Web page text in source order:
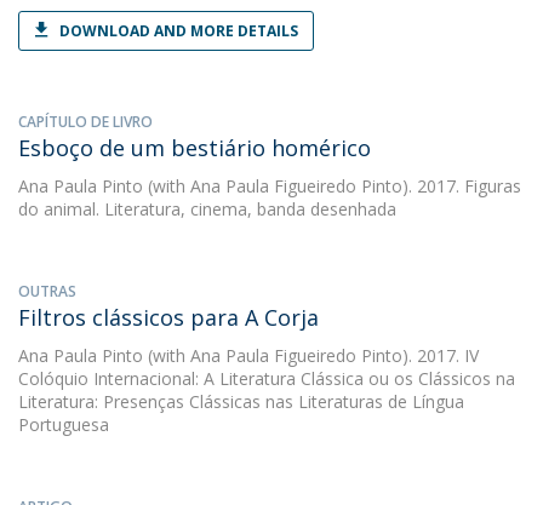
DOWNLOAD AND MORE DETAILS
CAPÍTULO DE LIVRO
Esboço de um bestiário homérico
Ana Paula Pinto (with Ana Paula Figueiredo Pinto). 2017. Figuras
do animal. Literatura, cinema, banda desenhada
OUTRAS
Filtros clássicos para A Corja
Ana Paula Pinto (with Ana Paula Figueiredo Pinto). 2017. IV
Colóquio Internacional: A Literatura Clássica ou os Clássicos na
Literatura: Presenças Clássicas nas Literaturas de Língua
Portuguesa